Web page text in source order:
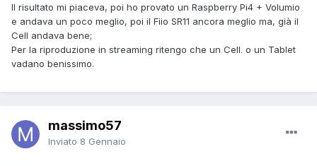
Il risultato mi piaceva, poi ho provato un Raspberry Pi4 + Volumio
e andava un poco meglio, poi il Fiio SR11 ancora meglio ma, già il
Cell andava bene;
Per la riproduzione in streaming ritengo che un Cell. o un Tablet
vadano benissimo.
massimo57
Inviato 8 Gennaio